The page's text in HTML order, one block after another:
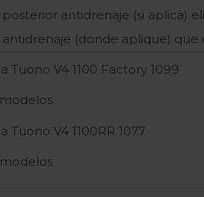
posterior antidrenaje (si aplica)
antidrenaje (donde aplique)
Tuono V4 1100 Factory 1099
Tuono V4 1100RR 1077